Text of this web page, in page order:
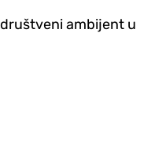
ambijent u